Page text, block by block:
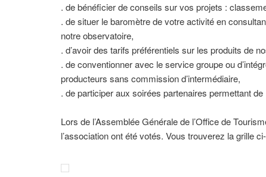
. de bénéficier de conseils sur vos projets :
. de situer le baromètre de votre activité en
notre observatoire,
. d’avoir des tarifs préférentiels sur les produits de
. de conventionner avec le service groupe ou
producteurs sans commission d’intermédiaire,
. de participer aux soirées partenaires permettant
Lors de l’Assemblée Générale de l’Office de
l’association ont été votés. Vous trouverez la grille